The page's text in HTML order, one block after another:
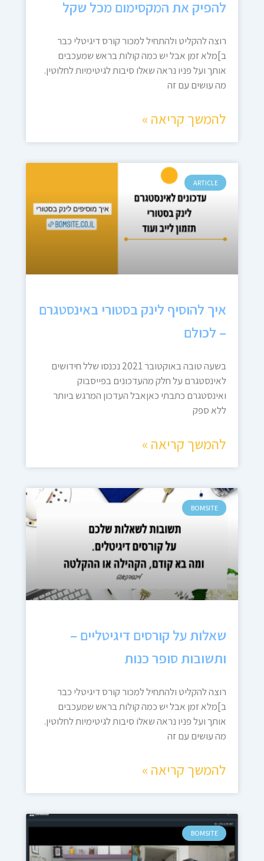
להפיק את המקסימום מכל שקל
רוצה להקליט ולהתחיל למכור קורס דיגיטלי כבר
ב]מלא זמן אבל יש כמה קולות בראש שמעכבים
אותך ועל פניו נראה שאלו סיבות לגיטימיות לחלוטין.
מה עושים עם זה
להמשך קריאה »
ARTICLE
איך להוסיף לינק בסטורי באינסטגרם
– לכולם
בשעה טובה באוקטובר 2021 נכנסו שלל חידושים
לאינסטגרם על חלק מהעדכונים בפייסבוק
ואינסטגרם כתבתי כאןאבל העדכון המרגש ביותר
ללא ספק
להמשך קריאה »
BOMSITE
שאלות על קורסים דיגיטליים –
ותשובות סופר כנות
רוצה להקליט ולהתחיל למכור קורס דיגיטלי כבר
ב]מלא זמן אבל יש כמה קולות בראש שמעכבים
אותך ועל פניו נראה שאלו סיבות לגיטימיות לחלוטין.
מה עושים עם זה
להמשך קריאה »
BOMSITE